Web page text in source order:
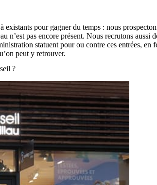
existants pour gagner du temps : nous
n’est pas encore présent. Nous recrutons
statuent pour ou contre ces entrées,
peut y retrouver.
?